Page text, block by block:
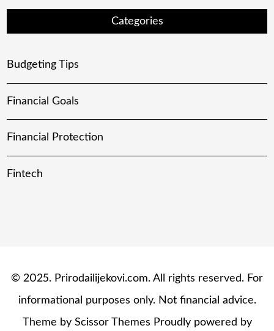
Categories
Budgeting Tips
Financial Goals
Financial Protection
Fintech
© 2025. Prirodailijekovi.com. All rights reserved. For
informational purposes only. Not financial advice.
Theme by Scissor Themes Proudly powered by